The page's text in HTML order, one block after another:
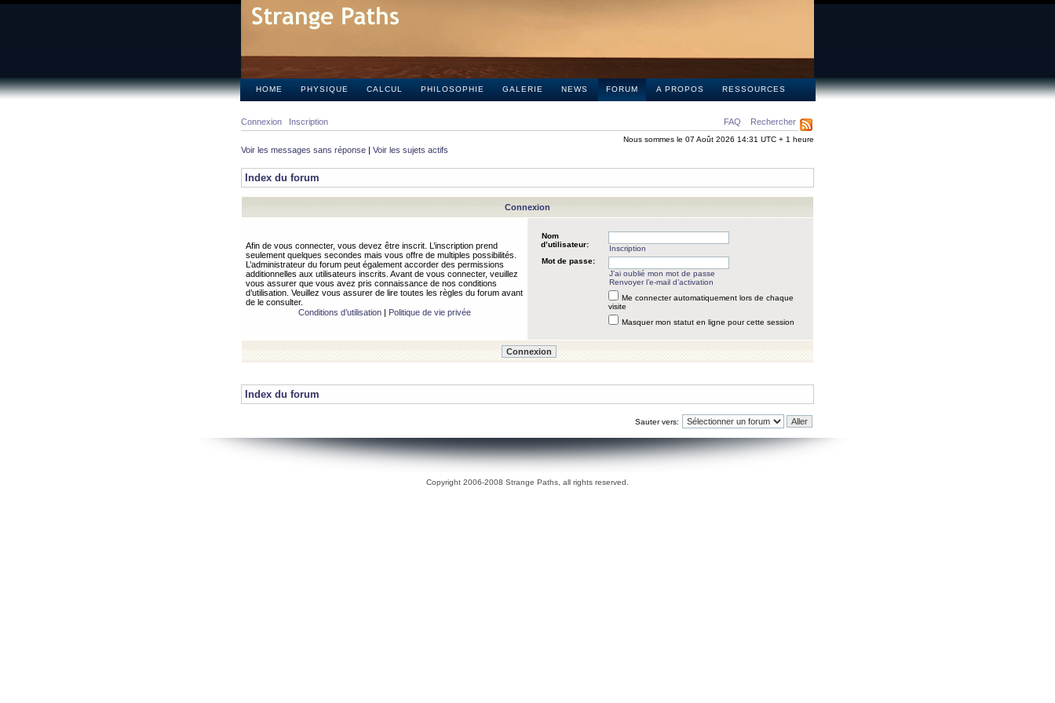
HOME PHYSIQUE CALCUL PHILOSOPHIE GALERIE NEWS FORUM A PROPOS RESSOURCES
FAQ Rechercher
Connexion Inscription
Nous sommes le 07 Août 2026 14:31 UTC + 1 heure
Voir les messages sans réponse | Voir les sujets actifs
Index du forum
Connexion
Afin de vous connecter, vous devez être inscrit. L’inscription prend
seulement quelques secondes mais vous offre de multiples possibilités.
L’administrateur du forum peut également accorder des permissions
additionnelles aux utilisateurs inscrits. Avant de vous connecter, veuillez
vous assurer que vous avez pris connaissance de nos conditions
d’utilisation. Veuillez vous assurer de lire toutes les règles du forum avant
de le consulter.
Conditions d’utilisation| Politique de vie privée
Nom
d’utilisateur:
Inscription
Mot de passe:
J’ai oublié mon mot de passe
Renvoyer l’e-mail d’activation
Me connecter automatiquement lors de chaque
visite
Masquer mon statut en ligne pour cette session
Index du forum
Sauter vers:
Copyright 2006-2008 Strange Paths, all rights reserved.